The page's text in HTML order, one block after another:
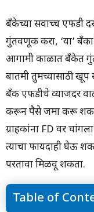
बँकेच्या सर्वोच्च एफडी
गुंतवणूक करा, ‘या’
आगामी काळात बँकेत
बातमी तुमच्यासाठी
बँक एफडीचे व्याजदर
करून पैसे जमा करू
ग्राहकांना FD वर
त्याचा फायदाही घेऊ
परतावा मिळवू शकता.
Table of